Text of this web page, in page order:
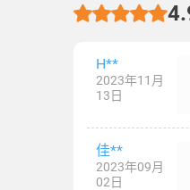
H**
2023年11月
13日
佳**
2023年09月
02日